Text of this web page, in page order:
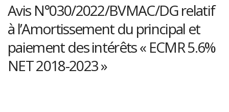
Avis N°030/2022/BVMAC/DG relatif
à l’Amortissement du principal et
paiement des intérêts « ECMR 5.6%
NET 2018-2023 »